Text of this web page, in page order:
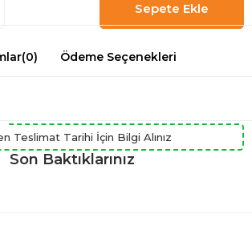
(0) Ödeme Seçenekleri
Teslimat Tarihi İçin Bilgi Alınız
Son Baktıklarınız